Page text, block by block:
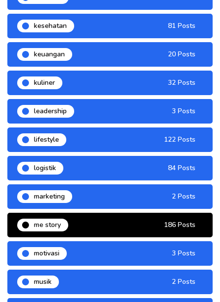
kesehatan 81 Posts
keuangan 20 Posts
kuliner 32 Posts
leadership 3 Posts
lifestyle 122 Posts
logistik 84 Posts
marketing 2 Posts
me story 186 Posts
motivasi 3 Posts
musik 2 Posts